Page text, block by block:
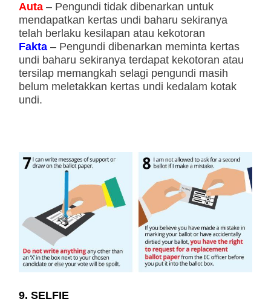
Auta – Pengundi tidak dibenarkan untuk
mendapatkan kertas undi baharu sekiranya
telah berlaku kesilapan atau kekotoran
Fakta – Pengundi dibenarkan meminta kertas
undi baharu sekiranya terdapat kekotoran atau
tersilap memangkah selagi pengundi masih
belum meletakkan kertas undi kedalam kotak
undi.
9. SELFIE